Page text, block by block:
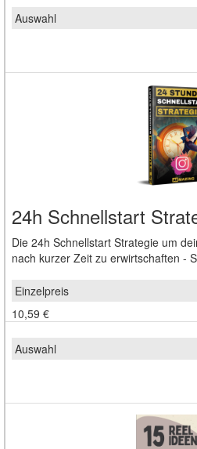
24h Schnellstart
Die 24h Schnellstart Strategie um
nach kurzer Zeit zu erwirtschaften -
10,59 €